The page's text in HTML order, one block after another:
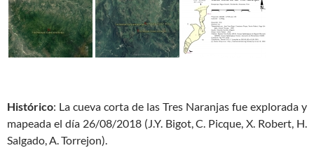
Histórico: La cueva corta de las Tres Naranjas fue explorada y
mapeada el día 26/08/2018 (J.Y. Bigot, C. Picque, X. Robert, H.
Salgado, A. Torrejon).